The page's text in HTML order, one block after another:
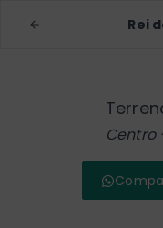
Rei
Centro